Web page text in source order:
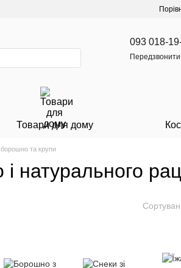
093 018-
Товари для дому
борошно та крупи
натурального